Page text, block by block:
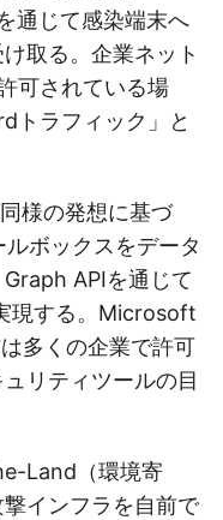
通じて感染端末へ
取る。企業ネット
可されている場
トラフィック」と
様の発想に基づ
ボックスをデータ
APIを通じて
現する。Microsoft
多くの企業で許可
リティツールの目
Land（環境寄
インフラを自前で